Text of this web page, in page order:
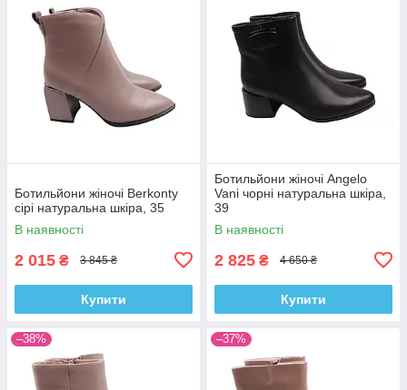
Ботильйони жіночі Berkonty
сірі натуральна шкіра, 35
В наявності
2 015 ₴ 3 845 ₴
Купити
Ботильйони жіночі Angelo
Vani чорні натуральна шкіра,
39
В наявності
2 825 ₴ 4 650 ₴
Купити
–38% –37%